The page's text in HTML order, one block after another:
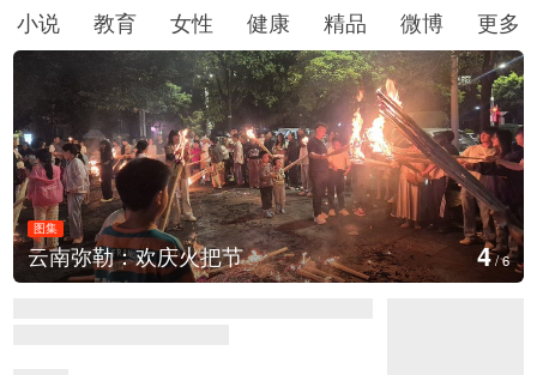
小说
教育 女性 健康 精品 微博 更多
图集
云南弥勒：欢庆火把节 4/6